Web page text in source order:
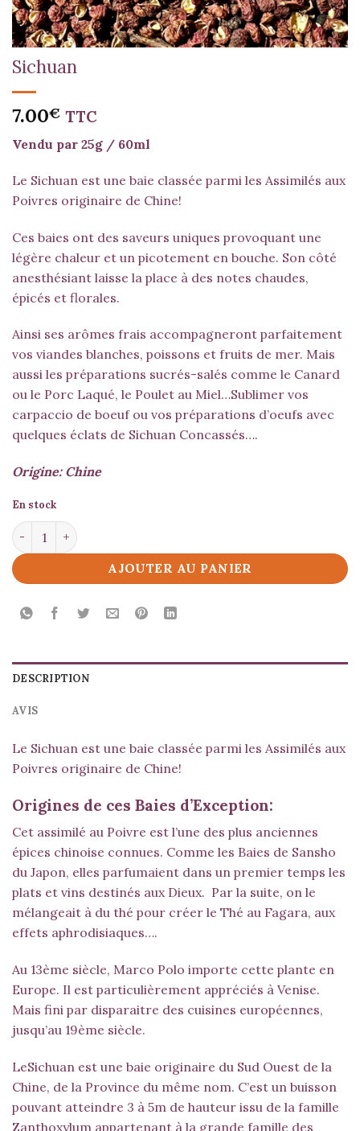
Sichuan
7.00€ TTC
Vendu par 25g / 60ml
Le Sichuan est une baie classée parmi les Assimilés aux
Poivres originaire de Chine!
Ces baies ont des saveurs uniques provoquant une
légère chaleur et un picotement en bouche. Son côté
anesthésiant laisse la place à des notes chaudes,
épicés et florales.
Ainsi ses arômes frais accompagneront parfaitement
vos viandes blanches, poissons et fruits de mer. Mais
aussi les préparations sucrés-salés comme le Canard
ou le Porc Laqué, le Poulet au Miel…Sublimer vos
carpaccio de boeuf ou vos préparations d’oeufs avec
quelques éclats de Sichuan Concassés….
Origine: Chine
En stock
quantité de Sichuan
AJOUTER AU PANIER
DESCRIPTION
AVIS
Le Sichuan est une baie classée parmi les Assimilés aux
Poivres originaire de Chine!
Origines de ces Baies d’Exception:
Cet assimilé au Poivre est l’une des plus anciennes
épices chinoise connues. Comme les Baies de Sansho
du Japon, elles parfumaient dans un premier temps les
plats et vins destinés aux Dieux. Par la suite, on le
mélangeait à du thé pour créer le Thé au Fagara, aux
effets aphrodisiaques….
Au 13ème siècle, Marco Polo importe cette plante en
Europe. Il est particulièrement appréciés à Venise.
Mais fini par disparaitre des cuisines européennes,
jusqu’au 19ème siècle.
LeSichuan est une baie originaire du Sud Ouest de la
Chine, de la Province du même nom. C’est un buisson
pouvant atteindre 3 à 5m de hauteur issu de la famille
Zanthoxylum appartenant à la grande famille des